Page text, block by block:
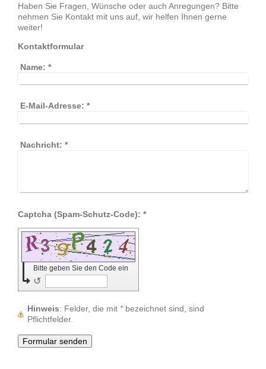
Annerose
Haben Sie Fragen, Wünsche oder auch Anregungen? Bitte
nehmen Sie Kontakt mit uns auf, wir helfen Ihnen gerne
weiter!
Kontaktformular
Name: *
E-Mail-Adresse: *
Nachricht: *
Captcha (Spam-Schutz-Code): *
Bitte geben Sie den Code ein
↺
Hinweis : Felder, die mit *bezeichnet sind, sind
Pflichtfelder.